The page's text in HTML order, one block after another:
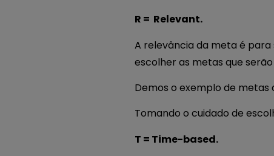
R = Relevant.
A relevância da meta é para
escolher as metas que
Demos o exemplo de
Tomando o cuidado de
T = Time-based.